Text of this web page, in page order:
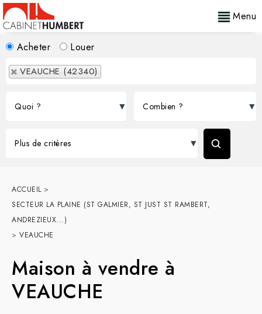
Menu
Acheter Louer
VEAUCHE (42340)
ACCUEIL>
SECTEUR LA PLAINE (ST GALMIER, ST JUST ST RAMBERT,
ANDREZIEUX...)
> VEAUCHE
Maison à vendre à
VEAUCHE